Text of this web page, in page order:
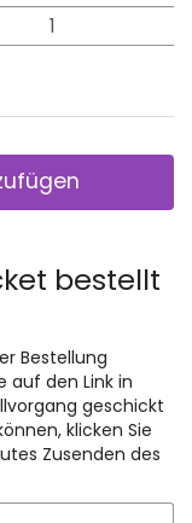
bestellt
Bestellung
auf den Link in
geschickt
klicken Sie
Zusenden des